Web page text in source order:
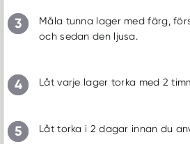
3
Måla tunna lager med färg,
och sedan den ljusa.
4 Låt varje lager torka med 2
5 Låt torka i 2 dagar innan du